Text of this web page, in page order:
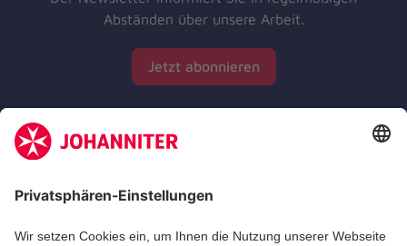
Abständen über unsere Arbeit.
Jetzt abonnieren
Zertifizierung der Johanniter-Unfall-Hilfe e.V.